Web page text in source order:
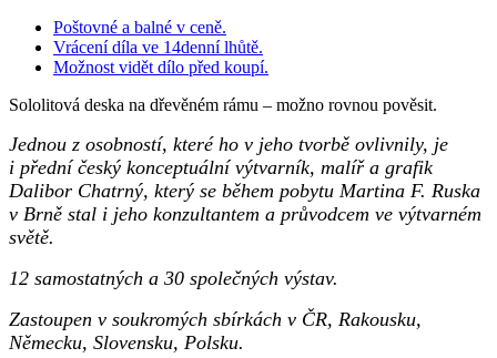
Poštovné a balné v ceně.
Vrácení díla ve 14denní lhůtě.
Možnost vidět dílo před koupí.
Sololitová deska na dřevěném rámu – možno rovnou pověsit.
Jednou z osobností, které ho v jeho tvorbě ovlivnily, je
i přední český konceptuální výtvarník, malíř a grafik
Dalibor Chatrný, který se během pobytu Martina F. Ruska
v Brně stal i jeho konzultantem a průvodcem ve výtvarném
světě.
12 samostatných a 30 společných výstav.
Zastoupen v soukromých sbírkách v ČR, Rakousku,
Německu, Slovensku, Polsku.